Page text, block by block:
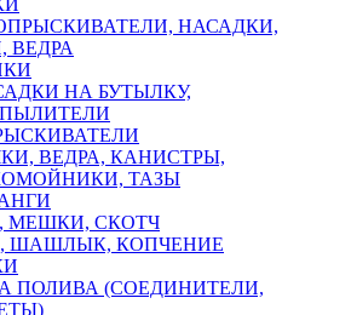
НАСАДКИ,
ВЕДРА
НА БУТЫЛКУ,
ВЕДРА, КАНИСТРЫ,
ТАЗЫ
МЕШКИ, СКОТЧ
ШАШЛЫК, КОПЧЕНИЕ
ПОЛИВА (СОЕДИНИТЕЛИ,